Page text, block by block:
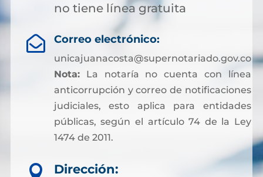
no tiene línea gratuita
 Correo electrónico:
unicajuanacosta@supernotariado.gov.co
Nota:La notaría no cuenta con línea
anticorrupción y correo de notificaciones
judiciales, esto aplica para entidades
públicas, según el artículo 74 de la Ley
1474 de 2011.

Dirección: